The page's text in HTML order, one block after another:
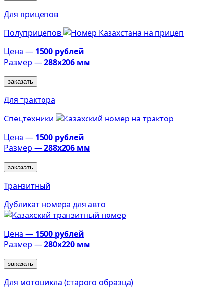
Для прицепов
Полуприцепов
Цена — 1500 рублей
Размер —288х206 мм
заказать
Для трактора
Спецтехники
Цена — 1500 рублей
Размер —288х206 мм
заказать
Транзитный
Дубликат номера для авто
Цена — 1500 рублей
Размер —280х220 мм
заказать
Для мотоцикла (старого образца)